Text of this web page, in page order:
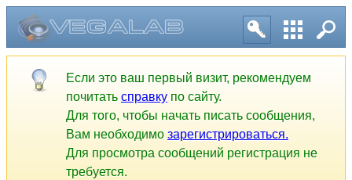
Если это ваш первый визит, рекомендуем
почитать справку по сайту.
Для того, чтобы начать писать сообщения,
Вам необходимо зарегистрироваться.
Для просмотра сообщений регистрация не
требуется.